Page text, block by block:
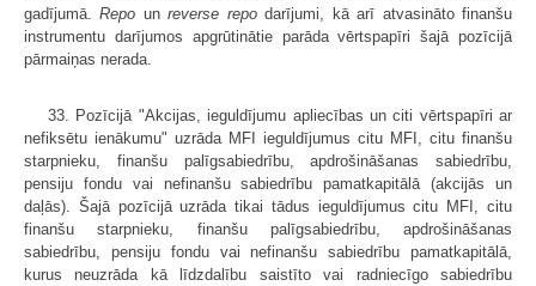
gadījumā.Repo unreverse repodarījumi, kā arī atvasināto finanšu
instrumentu darījumos apgrūtinātie parāda vērtspapīri šajā pozīcijā
pārmaiņas nerada.
33. Pozīcijā "Akcijas, ieguldījumu apliecības un citi vērtspapīri ar
nefiksētu ienākumu" uzrāda MFI ieguldījumus citu MFI, citu finanšu
starpnieku, finanšu palīgsabiedrību, apdrošināšanas sabiedrību,
pensiju fondu vai nefinanšu sabiedrību pamatkapitālā (akcijās un
daļās). Šajā pozīcijā uzrāda tikai tādus ieguldījumus citu MFI, citu
finanšu starpnieku, finanšu palīgsabiedrību, apdrošināšanas
sabiedrību, pensiju fondu vai nefinanšu sabiedrību pamatkapitālā,
kurus neuzrāda kā līdzdalību saistīto vai radniecīgo sabiedrību